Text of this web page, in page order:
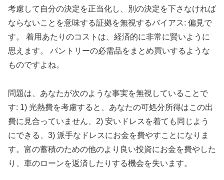
考慮して自分の決定を正当化し、別の決定を下さなければ
ならないことを意味する証拠を無視するバイアス: 偏見で
す。 着用あたりのコストは、経済的に非常に賢いように
思えます。 パントリーの必需品をまとめ買いするような
ものですよね。
問題は、あなたが次のような事実を無視していることで
す: 1) 光熱費を考慮すると、あなたの可処分所得はこの出
費に見合っていません、2) 安いドレスを着ても同じよう
にできる、3) 派手なドレスにお金を費やすことになりま
す。富の蓄積のための他のより良い投資にお金を費やした
り、車のローンを返済したりする機会を失います。